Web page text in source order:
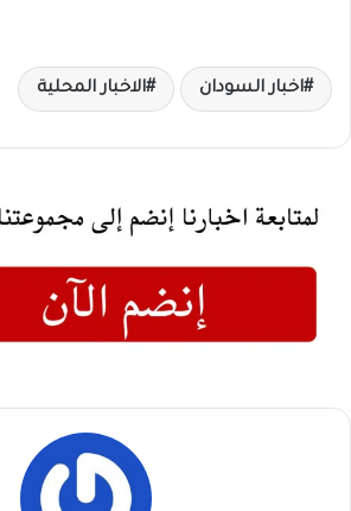
اخبار السودان الاخبار المحلية